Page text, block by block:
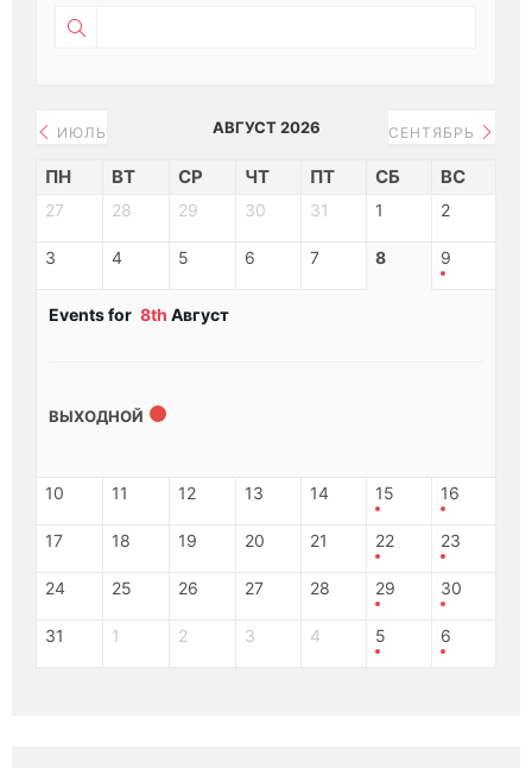
ИЮЛЬ АВГУСТ 2026 СЕНТЯБРЬ
ПН ВТ СР ЧТ ПТ СБ ВС
27 28 29 30 31 1 2
3 4 5 6 7 8 9
Events for 8th Август
ВЫХОДНОЙ
10 11 12 13 14 15 16
17 18 19 20 21 22 23
24 25 26 27 28 29 30
31 1 2 3 4 5 6